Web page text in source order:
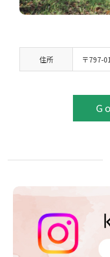
住所 〒797-